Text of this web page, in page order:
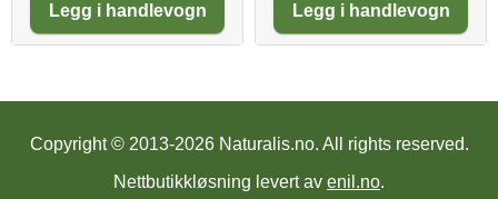
Legg i handlevogn Legg i handlevogn
Copyright © 2013-2026 Naturalis.no. All rights reserved.
Nettbutikkløsning levert av enil.no.